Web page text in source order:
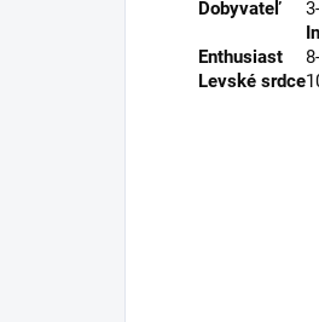
Dobyvateľ
Enthusiast
Levské srdce